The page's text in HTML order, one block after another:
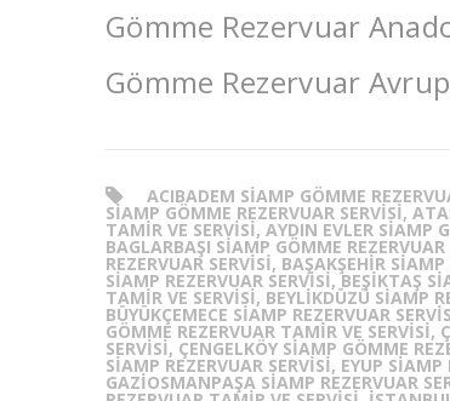
Gömme Rezervuar
Gömme Rezervuar
ACIBADEM SIAMP GÖMME
SIAMP GÖMME REZERVUAR SERVISI,
TAMIR VE SERVISI, AYDIN EVLER SIAMP
BAGLARBAŞI SIAMP GÖMME
REZERVUAR SERVISI, BAŞAKŞEHIR
SIAMP REZERVUAR SERVISI, BEŞİKTAŞ
TAMIR VE SERVISI, BEYLIKDÜZÜ SIAMP
BÜYÜKÇEMECE SIAMP REZERVUAR
GÖMME REZERVUAR TAMIR VE SERVISI,
SERVISI, ÇENGELKÖY SIAMP GÖMME
SIAMP REZERVUAR SERVISI, EYUP
GAZIOSMANPAŞA SIAMP REZERVUAR